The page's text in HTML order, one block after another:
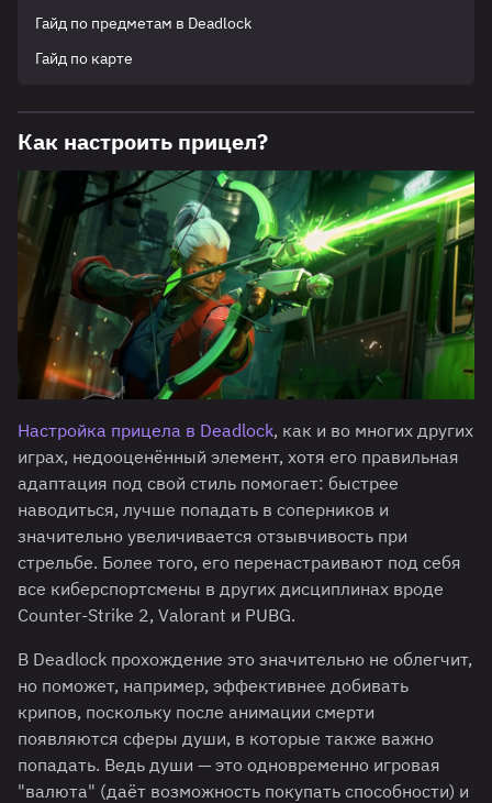
Гайд по предметам в Deadlock
Гайд по карте
Как настроить прицел?
Настройка прицела в Deadlock, как и во многих других
играх, недооценённый элемент, хотя его правильная
адаптация под свой стиль помогает: быстрее
наводиться, лучше попадать в соперников и
значительно увеличивается отзывчивость при
стрельбе. Более того, его перенастраивают под себя
все киберспортсмены в других дисциплинах вроде
Counter-Strike 2, Valorant и PUBG.
В Deadlock прохождение это значительно не облегчит,
но поможет, например, эффективнее добивать
крипов, поскольку после анимации смерти
появляются сферы души, в которые также важно
попадать. Ведь души — это одновременно игровая
"валюта" (даёт возможность покупать способности) и